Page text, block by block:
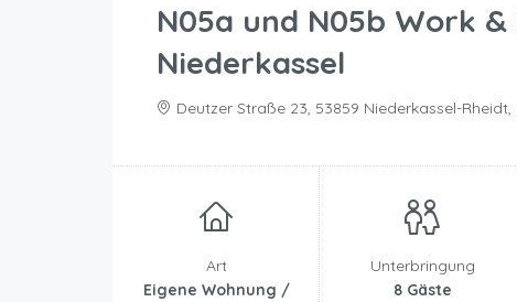
N05a und N05b Work
Niederkassel
Deutzer Straße 23, 53859 Niederkassel-
Art
Eigene Wohnung /
Unterbringung
8 Gäste